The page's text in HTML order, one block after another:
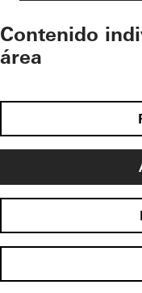
Contenido
área